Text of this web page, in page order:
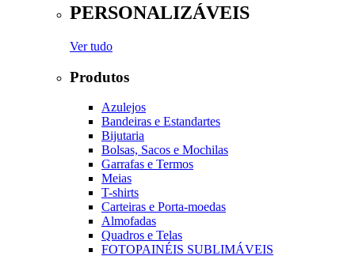
PERSONALIZÁVEIS
Ver tudo
Produtos
Azulejos
Bandeiras e Estandartes
Bijutaria
Bolsas, Sacos e Mochilas
Garrafas e Termos
Meias
T-shirts
Carteiras e Porta-moedas
Almofadas
Quadros e Telas
FOTOPAINÉIS SUBLIMÁVEIS